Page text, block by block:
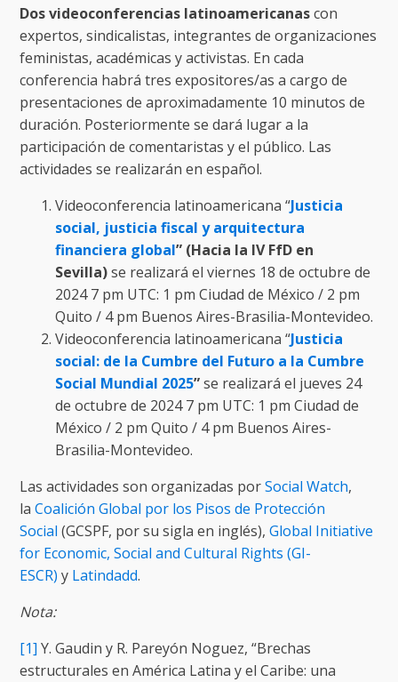
Dos videoconferencias latinoamericanascon
expertos, sindicalistas, integrantes de organizaciones
feministas, académicas y activistas. En cada
conferencia habrá tres expositores/as a cargo de
presentaciones de aproximadamente 10 minutos de
duración. Posteriormente se dará lugar a la
participación de comentaristas y el público. Las
actividades se realizarán en español.
Videoconferencia latinoamericana “Justicia
social, justicia fiscal y arquitectura
financiera global” (Hacia la IV FfD en
Sevilla)se realizará el viernes 18 de octubre de
2024 7 pm UTC: 1 pm Ciudad de México / 2 pm
Quito / 4 pm Buenos Aires-Brasilia-Montevideo.
Videoconferencia latinoamericana “Justicia
social: de la Cumbre del Futuro a la Cumbre
Social Mundial 2025”se realizará el jueves 24
de octubre de 2024 7 pm UTC: 1 pm Ciudad de
México / 2 pm Quito / 4 pm Buenos Aires-
Brasilia-Montevideo.
Las actividades son organizadas por Social Watch,
la Coalición Global por los Pisos de Protección
Social (GCSPF, por su sigla en inglés),Global Initiative
for Economic, Social and Cultural Rights (GI-
ESCR) y Latindadd.
Nota:
[1] Y. Gaudin y R. Pareyón Noguez, “Brechas
estructurales en América Latina y el Caribe: una